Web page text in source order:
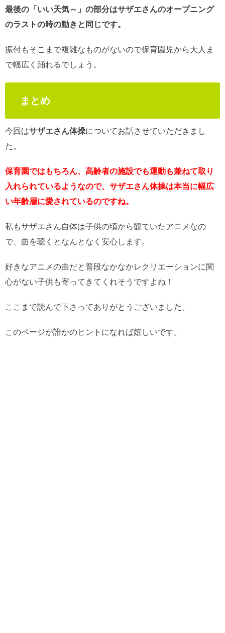
最後の「いい天気～」の部分はサザエさんのオープニング
のラストの時の動きと同じです。
振付もそこまで複雑なものがないので保育園児から大人ま
で幅広く踊れるでしょう。
まとめ
今回はサザエさん体操についてお話させていただきまし
た。
保育園ではもちろん、高齢者の施設でも運動も兼ねて取り
入れられているようなので、サザエさん体操は本当に幅広
い年齢層に愛されているのですね。
私もサザエさん自体は子供の頃から観ていたアニメなの
で、曲を聴くとなんとなく安心します。
好きなアニメの曲だと普段なかなかレクリエーションに関
心がない子供も寄ってきてくれそうですよね！
ここまで読んで下さってありがとうございました。
このページが誰かのヒントになれば嬉しいです。